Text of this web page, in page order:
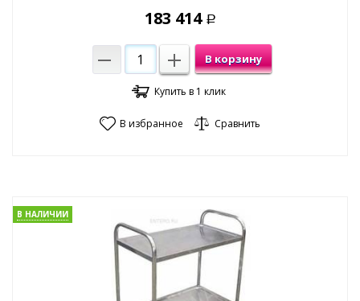
183 414 Р
В корзину
Купить в 1 клик
В избранное Сравнить
В НАЛИЧИИ